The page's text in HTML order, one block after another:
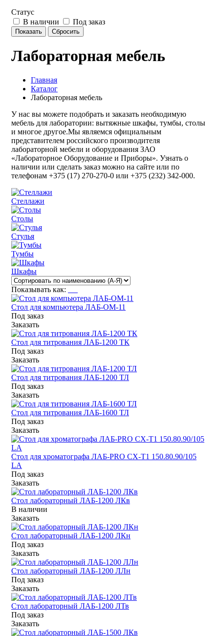
Статус
В наличии
Под заказ
Лабораторная мебель
Главная
Каталог
Лабораторная мебель
У нас вы можете подобрать и заказать необходимую
мебель для лаборатории: вытяжные шкафы, тумбы, столы
и многое другое.Мы являемся официальным
представителем российского производителя
лабораторной мебели и оборудования ЗАО
«Лабораторное Оборудование и Приборы». Узнать о
наличии или сделать заказ можно на сайте или по
телефонам +375 (17) 270-270-0 или +375 (232) 342-000.
Стеллажи
Столы
Стулья
Тумбы
Шкафы
Показывать как:
Стол для компьютера ЛАБ-ОМ-11
Под заказ
Заказать
Стол для титрования ЛАБ-1200 ТК
Под заказ
Заказать
Стол для титрования ЛАБ-1200 ТЛ
Под заказ
Заказать
Стол для титрования ЛАБ-1600 ТЛ
Под заказ
Заказать
Стол для хроматографа ЛАБ-PRO СХ-Т1 150.80.90/105
LA
Под заказ
Заказать
Стол лабораторный ЛАБ-1200 ЛКв
В наличии
Заказать
Стол лабораторный ЛАБ-1200 ЛКн
Под заказ
Заказать
Стол лабораторный ЛАБ-1200 ЛЛн
Под заказ
Заказать
Стол лабораторный ЛАБ-1200 ЛТв
Под заказ
Заказать